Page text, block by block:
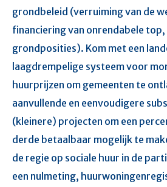
grondbeleid (verruiming van de
financiering van onrendabele
grondposities). Kom met een
laagdrempelige systeem voor
huurprijzen om gemeenten te
aanvullende en eenvoudigere
(kleinere) projecten om een
derde betaalbaar mogelijk te
de regie op sociale huur in de
een nulmeting,